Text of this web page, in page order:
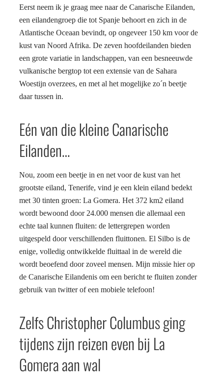
Eerst neem ik je graag mee naar de Canarische Eilanden,
een eilandengroep die tot Spanje behoort en zich in de
Atlantische Oceaan bevindt, op ongeveer 150 km voor de
kust van Noord Afrika. De zeven hoofdeilanden bieden
een grote variatie in landschappen, van een besneeuwde
vulkanische bergtop tot een extensie van de Sahara
Woestijn overzees, en met al het mogelijke zo´n beetje
daar tussen in.
Eén van die kleine Canarische
Eilanden…
Nou, zoom een beetje in en net voor de kust van het
grootste eiland, Tenerife, vind je een klein eiland bedekt
met 30 tinten groen: La Gomera. Het 372 km2 eiland
wordt bewoond door 24.000 mensen die allemaal een
echte taal kunnen fluiten: de lettergrepen worden
uitgespeld door verschillenden fluittonen. El Silbo is de
enige, volledig ontwikkelde fluittaal in de wereld die
wordt beoefend door zoveel mensen. Mijn missie hier op
de Canarische Eilandenis om een bericht te fluiten zonder
gebruik van twitter of een mobiele telefoon!
Zelfs Christopher Columbus ging
tijdens zijn reizen even bij La
Gomera aan wal